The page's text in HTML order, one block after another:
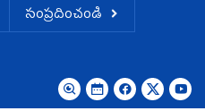
సంప్రదించండి